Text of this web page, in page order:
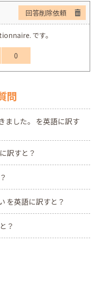
回答削除依頼
です。
0
問
した。 を英語に訳す
訳すと？
を英語に訳すと？
？